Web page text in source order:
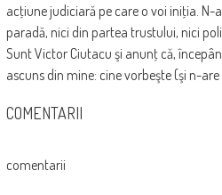
acţiune judiciară pe care o voi iniţia. N-
paradă, nici din partea trustului, nici
Sunt Victor Ciutacu şi anunţ că,
ascuns din mine: cine vorbeşte (şi n-
COMENTARII
comentarii